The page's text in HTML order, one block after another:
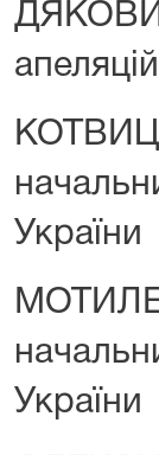
України
України